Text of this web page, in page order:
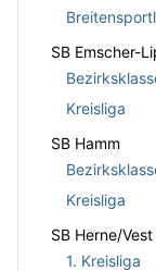
SB Emscher-
Kreisliga
SB Hamm
Kreisliga
SB Herne/Vest
1. Kreisliga